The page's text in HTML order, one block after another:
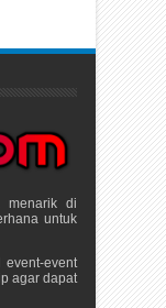
menarik di
untuk
event
agar dapat